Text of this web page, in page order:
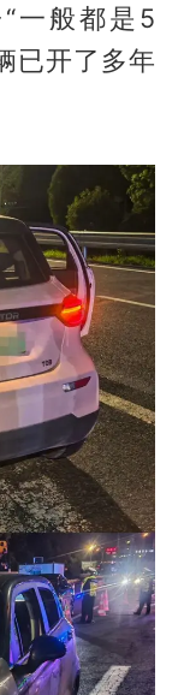
一般都是5
已开了多年